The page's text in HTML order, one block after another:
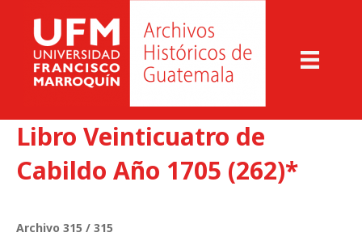
Libro Veinticuatro de
Cabildo Año 1705 (262)*
Archivo 315 / 315